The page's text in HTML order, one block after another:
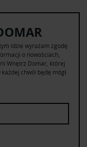
idzie wyrażam zgodę
o nowościach,
Wnętrz Domar, której
chwili będę mógł